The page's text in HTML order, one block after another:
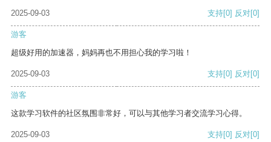
2025-09-03 支持[0] 反对[0]
游客
超级好用的加速器，妈妈再也不用担心我的学习啦！
2025-09-03 支持[0] 反对[0]
游客
这款学习软件的社区氛围非常好，可以与其他学习者交流学习心得。
2025-09-03 支持[0] 反对[0]